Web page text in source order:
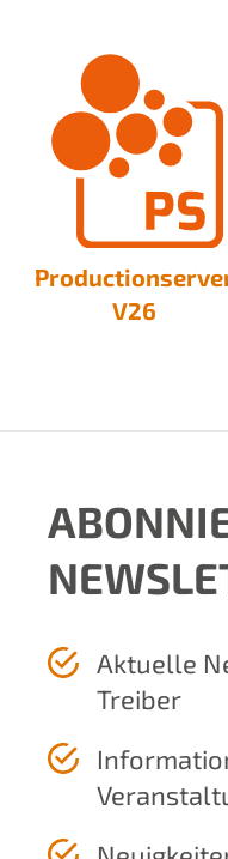
V26
Aktuelle
Treiber